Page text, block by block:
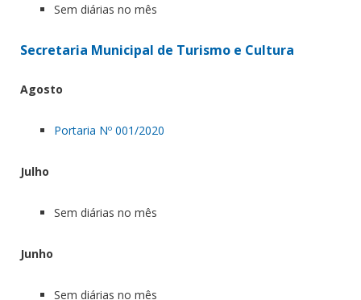
Sem diárias no mês
Secretaria Municipal de Turismo e Cultura
Agosto
Portaria Nº 001/2020
Julho
Sem diárias no mês
Junho
Sem diárias no mês